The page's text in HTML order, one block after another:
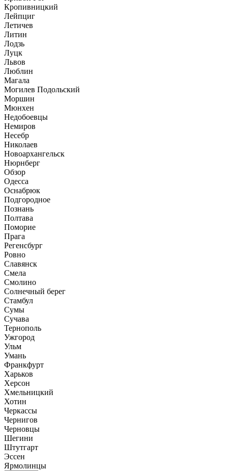
Кропивницкий
Лейпциг
Летичев
Литин
Лодзь
Луцк
Львов
Люблин
Магала
Могилев Подольский
Моршин
Мюнхен
Недобоевцы
Немиров
Несебр
Николаев
Новоархангельск
Нюрнберг
Обзор
Одесса
Оснабрюк
Подгородное
Познань
Полтава
Поморие
Прага
Регенсбург
Ровно
Славянск
Смела
Смолино
Солнечный берег
Стамбул
Сумы
Сучава
Тернополь
Ужгород
Ульм
Умань
Франкфурт
Харьков
Херсон
Хмельницкий
Хотин
Черкассы
Чернигов
Черновцы
Шегини
Штутгарт
Эссен
Ярмолинцы